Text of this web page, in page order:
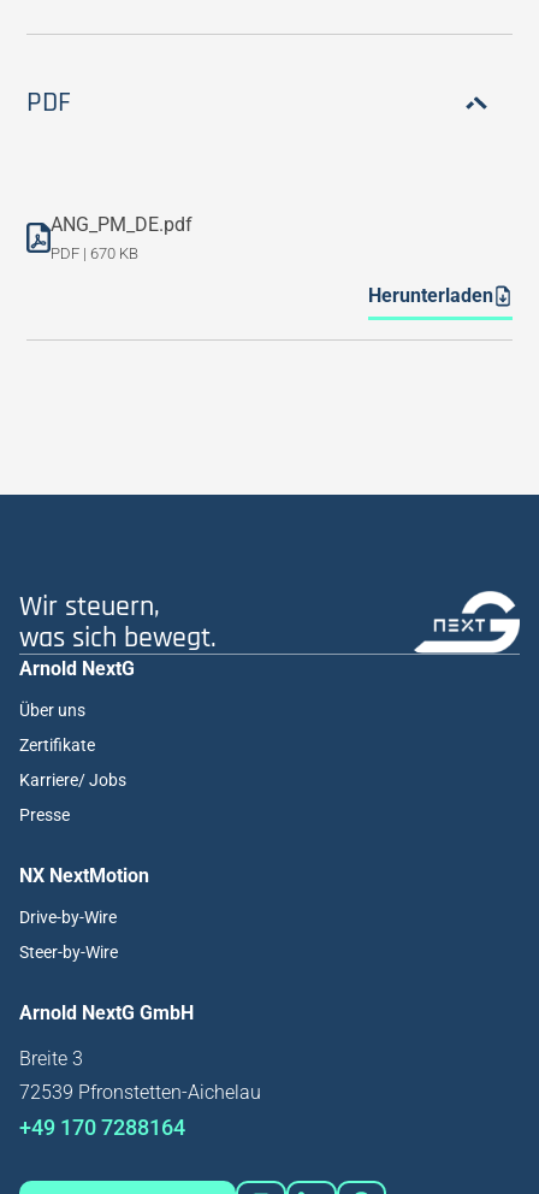
PDF
ANG_PM_DE.pdf
PDF | 670 KB
Herunterladen
Wir steuern,
was sich bewegt.
Arnold NextG
Über uns
Zertifikate
Karriere/ Jobs
Presse
NX NextMotion
Drive-by-Wire
Steer-by-Wire
Arnold NextG GmbH
Breite 3
72539 Pfronstetten-Aichelau
+49 170 7288164